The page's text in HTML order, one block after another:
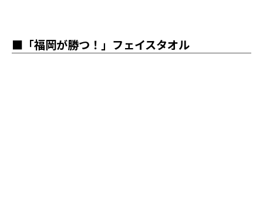
■「福岡が勝つ！」フェイスタオル